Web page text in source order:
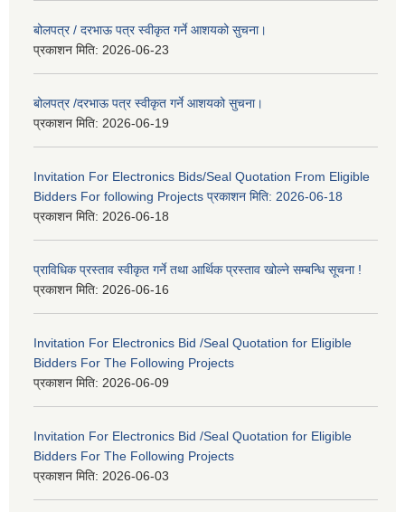
बोलपत्र / दरभाऊ पत्र स्वीकृत गर्ने आशयको सुचना।
प्रकाशन मिति: 2026-06-23
बोलपत्र /दरभाऊ पत्र स्वीकृत गर्ने आशयको सुचना।
प्रकाशन मिति: 2026-06-19
Invitation For Electronics Bids/Seal Quotation From Eligible
Bidders For following Projects प्रकाशन मिति: 2026-06-18
प्रकाशन मिति: 2026-06-18
प्राविधिक प्रस्ताव स्वीकृत गर्ने तथा आर्थिक प्रस्ताव खोल्ने सम्बन्धि सूचना !
प्रकाशन मिति: 2026-06-16
Invitation For Electronics Bid /Seal Quotation for Eligible
Bidders For The Following Projects
प्रकाशन मिति: 2026-06-09
Invitation For Electronics Bid /Seal Quotation for Eligible
Bidders For The Following Projects
प्रकाशन मिति: 2026-06-03